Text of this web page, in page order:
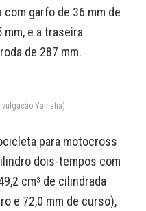
garfo de 36 mm de
e a traseira
de 287 mm.
Yamaha)
para motocross
dois-tempos com
cm3 de cilindrada
e 72,0 mm de curso),